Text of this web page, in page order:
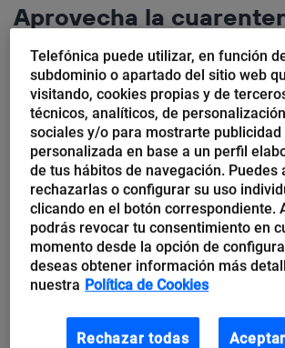
Aprovecha la
usar algoritmos Deep
en una aplicación sin
Tercera semana, tercer reto. El de la semana
difícil, pero si un poco largo. Para compensar,
notando el peso de los...
Telefónica puede utilizar, en función
subdominio o apartado del sitio web
visitando, cookies propias y de
técnicos, analíticos, de
sociales y/o para mostrarte publicidad
personalizada en base a un perfil
de tus hábitos de navegación. Puedes
rechazarlas o configurar su uso
clicando en el botón correspondiente.
podrás revocar tu consentimiento en
momento desde la opción de
deseas obtener información más
nuestra Política de Cookies
Rechazar todas